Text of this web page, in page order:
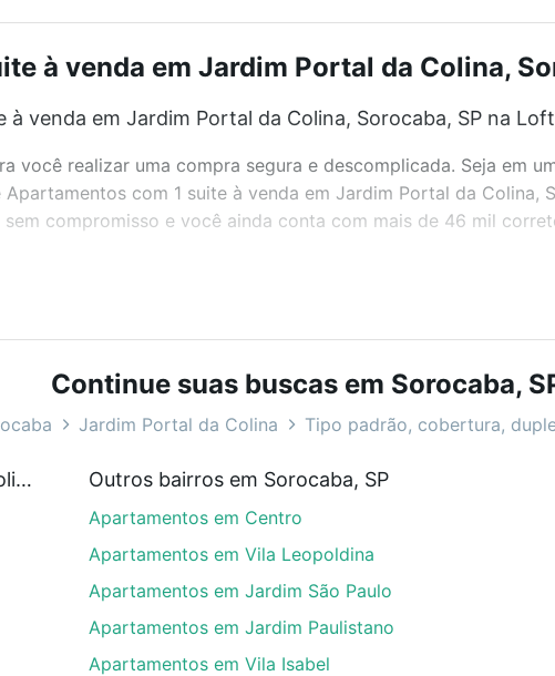
à venda em Jardim Portal da Colina,
venda em Jardim Portal da Colina, Sorocaba, SP na
você realizar uma compra segura e descomplicada. Seja em
com 1 suite à venda em Jardim Portal da Colina,
compromisso e você ainda conta com mais de 46 mil
bairros e até condomínios favoritos. Você também pode
com o preço, metragem e comodidades, como piscina,
da Colina, Sorocaba, SP ideal para você na Loft.
com 1 suite à venda em Jardim Portal da Colina,
podem se adequar ao seu orçamento. Se ainda tem
um apartamento e conte com a gente para comprar o
Continue suas buscas em Sorocaba,
Jardim Portal da Colina Tipo padrão, cobertura,
Mais apartamentos em Jardim Portal da Colina Outros bairros em Sorocaba, SP
Apartamentos em Centro
Apartamentos em Vila Leopoldina
Apartamentos em Jardim São Paulo
Apartamentos em Jardim Paulistano
Apartamentos em Vila Isabel